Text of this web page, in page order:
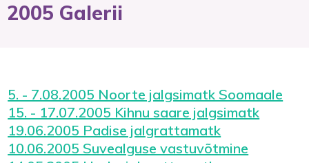
2005 Galerii
5. - 7.08.2005 Noorte jalgsimatk Soomaale
15. - 17.07.2005 Kihnu saare jalgsimatk
19.06.2005 Padise jalgrattamatk
10.06.2005 Suvealguse vastuvõtmine